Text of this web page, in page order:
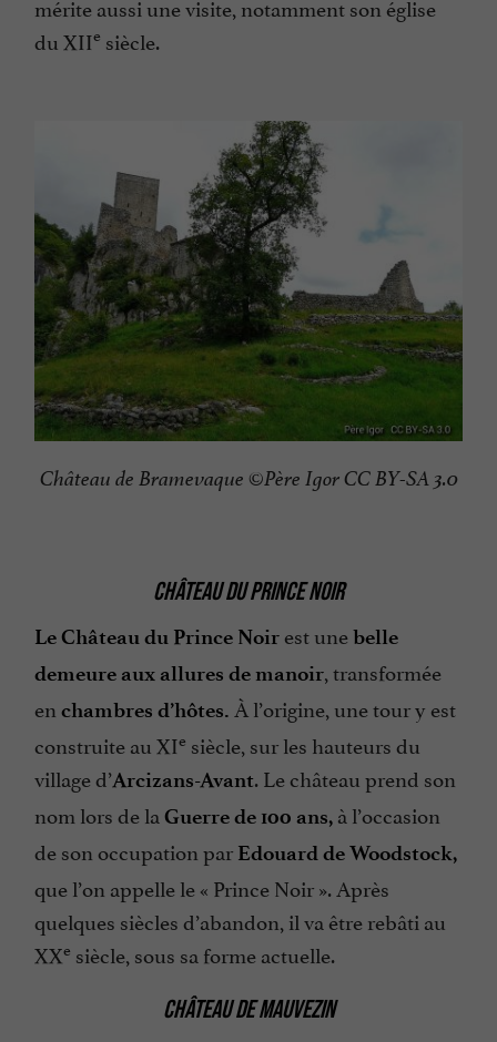
mérite aussi une visite, notamment son église
du XIIe siècle.
Château de Bramevaque ©Père Igor CC BY-SA 3.0
CHÂTEAU DU PRINCE NOIR
Le Château du Prince Noir est unebelle
demeure aux allures de manoir, transformée
en chambres d’hôtes. À l’origine, une tour y est
construite au XIe siècle, sur les hauteurs du
village d’Arcizans-Avant. Le château prend son
nom lors de la Guerre de 100 ans, à l’occasion
de son occupation par Edouard de Woodstock,
que l’on appelle le « Prince Noir ». Après
quelques siècles d’abandon, il va être rebâti au
XXe siècle, sous sa forme actuelle.
CHÂTEAU DE MAUVEZIN